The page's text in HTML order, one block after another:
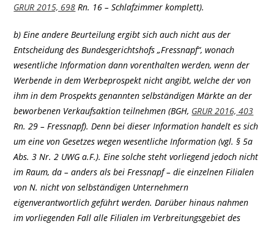
GRUR 2015, 698 Rn. 16 – Schlafzimmer komplett).
b) Eine andere Beurteilung ergibt sich auch nicht aus der
Entscheidung des Bundesgerichtshofs „Fressnapf“, wonach
wesentliche Information dann vorenthalten werden, wenn der
Werbende in dem Werbeprospekt nicht angibt, welche der von
ihm in dem Prospekts genannten selbständigen Märkte an der
beworbenen Verkaufsaktion teilnehmen (BGH, GRUR 2016, 403
Rn. 29 – Fressnapf). Denn bei dieser Information handelt es sich
um eine von Gesetzes wegen wesentliche Information (vgl. § 5a
Abs. 3 Nr. 2 UWG a.F.). Eine solche steht vorliegend jedoch nicht
im Raum, da – anders als bei Fressnapf – die einzelnen Filialen
von N. nicht von selbständigen Unternehmern
eigenverantwortlich geführt werden. Darüber hinaus nahmen
im vorliegenden Fall alle Filialen im Verbreitungsgebiet des